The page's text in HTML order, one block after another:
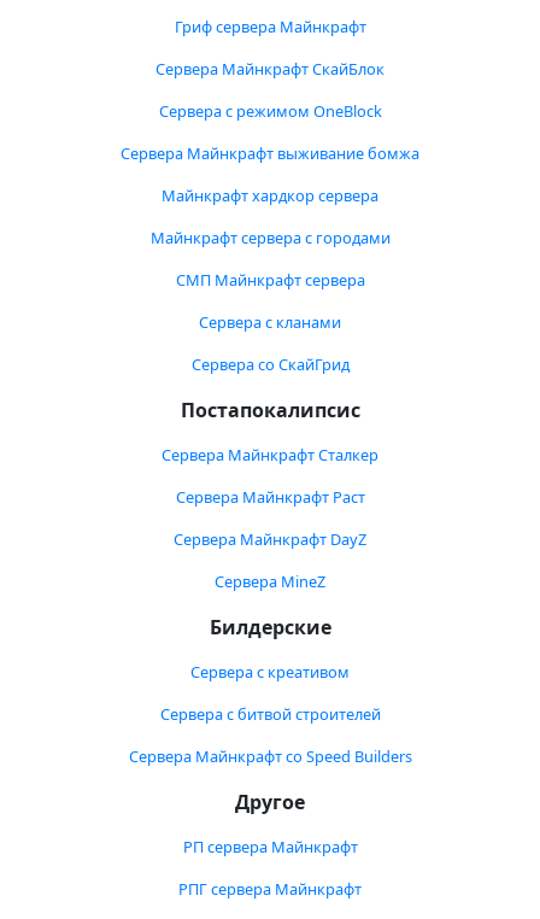
Гриф сервера Майнкрафт
Сервера Майнкрафт СкайБлок
Сервера с режимом OneBlock
Сервера Майнкрафт выживание бомжа
Майнкрафт хардкор сервера
Майнкрафт сервера с городами
СМП Майнкрафт сервера
Сервера с кланами
Сервера со СкайГрид
Постапокалипсис
Сервера Майнкрафт Сталкер
Сервера Майнкрафт Раст
Сервера Майнкрафт DayZ
Сервера MineZ
Билдерские
Сервера с креативом
Сервера с битвой строителей
Сервера Майнкрафт со Speed Builders
Другое
РП сервера Майнкрафт
РПГ сервера Майнкрафт